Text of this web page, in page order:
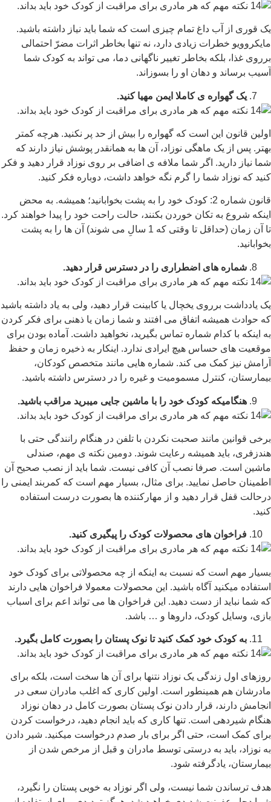
یک قوری از آب داغ تمام چیزی است که شما باید نیاز داشته باشید.
مایکروویو خطرات زیادی دارد، نه تنها بخاطر اثرات مضرّ احتمالی
برروی غذا، بلکه بخاطر تغییر ناگهانی دما، می تواند به کودک شما
آسیب برساند و دهان او را بسوزاند.
یک گهواره ی کاملا ایمن مهیا کنید.
اولین قانون این است که گهواره را بیش از حد پر نکنید. هرچه کمتر
بهتر. پس از یک ماهگی نوزاد، آن ها به همانقدر پوشش نیاز دارند که
شما نیاز دارید. اگر شما ملافه ی اضافی بر روی نوزاد قرار دهید و فکر
کنید که نوزاد شما را گرم نگه خواهد داشت، دوباره فکر کنید.
قانون شماره 2: کودک خود را به پشت بخوابانید؛ همیشه. به محض
اینکه شروع به تکان خوردن بکنند، حالت راحت خود را پیدا خواهند کرد.
تا آن زمان (حداقل تا وقتی که 1 سالِ می شوند) آن ها را به پشت
بخوابانید.
شماره های اضطراری را در دسترس قرار دهید.
یک یادداشت برروی یخچال یا کابینت قرار دهید، ولی به یاد داشته باشید
که حوادث همیشه اتفاق می افتند و شما زمان یا ذهنی برای فکر کردن
به اینکه با کدام شماره تماس بگیرید، نخواهید داشت. آماده بودن برای
موقعیت های حساس هیچ ایرادی ندارد. اینکار به ذخیره زمان و حفظ
آرامش نیز کمک می کند. شماره هایی مانند متخصص کودکان،
بیمارستان، کنترل مسمومیت و غیره را در دسترس داشته باشید.
هنگامیکه کودک خود را با ماشین جایی میبرید مراقب باشید.
برخی قوانین مانند صحبت نکردن با تلفن در هنگام رانندگی حتی با
هندزفری، باید همیشه رعایت شوند. دومین نکته ی مهم، صندلی
ماشین است. صرفا نصب آن کافی نیست. شما باید از نصب صحیح آن
اطمینان حاصل نمایید. برای مثال، بسیار مهم است که کمربند ایمنی را
درحالت قفل قرار دهید و از مهارکننده ها بصورت درست استفاده
کنید.
فراخوان های محصولات کودک را پیگیری کنید.
بسیار مهم است که نسبت به اینکه از چه محصولاتی برای کودک خود
استفاده میکنید آگاه باشید. این محصولات معمولا فراخوان هایی دارند
که شما نباید از دست دهید. این فراخوان ها می تواند اعم برای اسباب
بازی، وسایل کودک، داروها و … باشد.
به کودک خود کمک کنید تا نوک پستان را بصورت کامل بگیرد.
روزهای اول زندگی یک نوزاد نتنها برای آن ها سخت است، بلکه برای
مادرشان هم همینطور است. اولین کاری که اغلب مادران سعی در
انجامش دارند، قرار دادن نوک پستان بصورت کامل در دهان نوزاد
هنگام شیردهی است. تنها کاری که باید انجام دهید، درخواست کردن
برای کمک است، حتی اگر برای بار صدم درخواست میکنید. شیر دادن
به نوزاد، باید به درستی توسط مادران و قبل از مرخص شدن از
بیمارستان، یادگرفته شود.
هدف ترساندن شما نیست، ولی اگر نوزاد به خوبی پستان را نگیرد،